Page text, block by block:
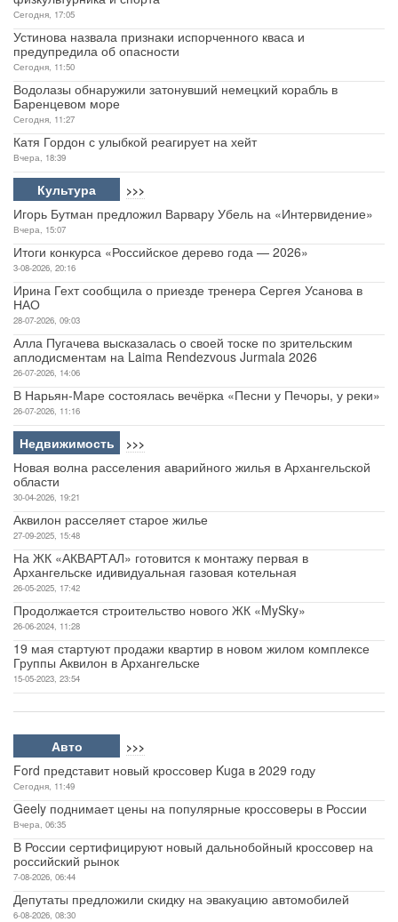
Сегодня, 17:05
Устинова назвала признаки испорченного кваса и
предупредила об опасности
Сегодня, 11:50
Водолазы обнаружили затонувший немецкий корабль в
Баренцевом море
Сегодня, 11:27
Катя Гордон с улыбкой реагирует на хейт
Вчера, 18:39
Культура >>>
Игорь Бутман предложил Варвару Убель на «Интервидение»
Вчера, 15:07
Итоги конкурса «Российское дерево года — 2026»
3-08-2026, 20:16
Ирина Гехт сообщила о приезде тренера Сергея Усанова в
НАО
28-07-2026, 09:03
Алла Пугачева высказалась о своей тоске по зрительским
аплодисментам на Laima Rendezvous Jurmala 2026
26-07-2026, 14:06
В Нарьян-Маре состоялась вечёрка «Песни у Печоры, у реки»
26-07-2026, 11:16
Недвижимость >>>
Новая волна расселения аварийного жилья в Архангельской
области
30-04-2026, 19:21
Аквилон расселяет старое жилье
27-09-2025, 15:48
На ЖК «АКВАРТАЛ» готовится к монтажу первая в
Архангельске идивидуальная газовая котельная
26-05-2025, 17:42
Продолжается строительство нового ЖК «MySky»
26-06-2024, 11:28
19 мая стартуют продажи квартир в новом жилом комплексе
Группы Аквилон в Архангельске
15-05-2023, 23:54
Авто >>>
Ford представит новый кроссовер Kuga в 2029 году
Сегодня, 11:49
Geely поднимает цены на популярные кроссоверы в России
Вчера, 06:35
В России сертифицируют новый дальнобойный кроссовер на
российский рынок
7-08-2026, 06:44
Депутаты предложили скидку на эвакуацию автомобилей
6-08-2026, 08:30